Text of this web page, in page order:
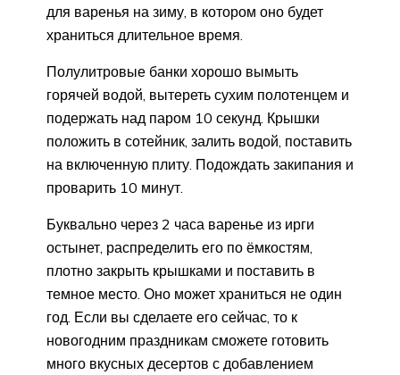
для варенья на зиму, в котором оно будет
храниться длительное время.
Полулитровые банки хорошо вымыть
горячей водой, вытереть сухим полотенцем и
подержать над паром 10 секунд. Крышки
положить в сотейник, залить водой, поставить
на включенную плиту. Подождать закипания и
проварить 10 минут.
Буквально через 2 часа варенье из ирги
остынет, распределить его по ёмкостям,
плотно закрыть крышками и поставить в
темное место. Оно может храниться не один
год. Если вы сделаете его сейчас, то к
новогодним праздникам сможете готовить
много вкусных десертов с добавлением